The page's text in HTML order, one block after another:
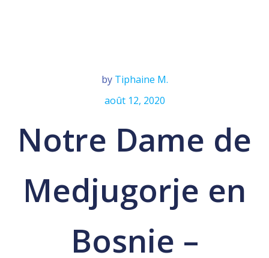
by Tiphaine M.
août 12, 2020
Notre Dame de
Medjugorje en
Bosnie –